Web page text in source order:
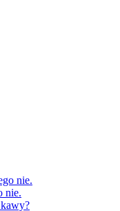
nie.